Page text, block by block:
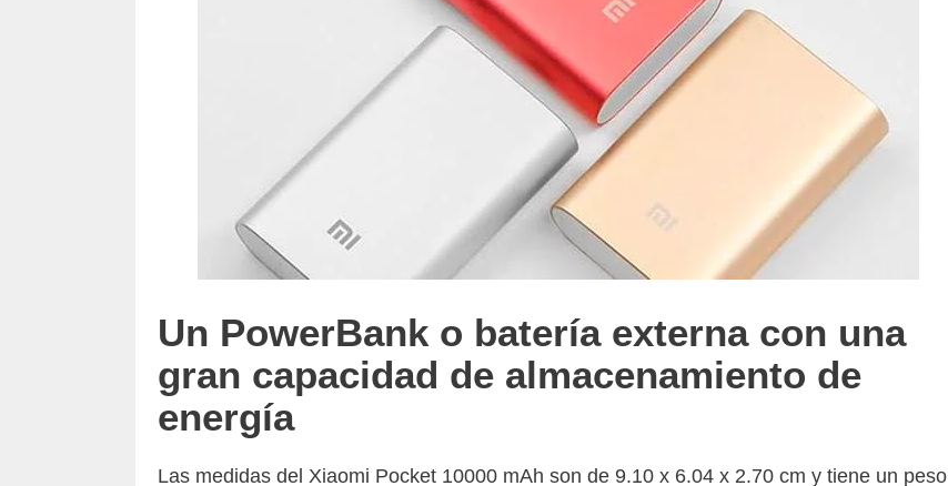
Un PowerBank o batería externa con una
gran capacidad de almacenamiento de
energía
Las medidas del Xiaomi Pocket 10000 mAh son de 9.10 x 6.04 x 2.70 cm y tiene un peso